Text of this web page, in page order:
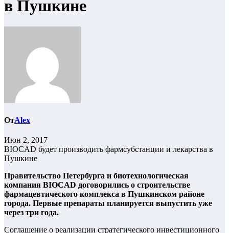
в Пушкине
ОтAlex
Июн 2, 2017
BIOCAD будет производить фармсубстанции и лекарства в
Пушкине
Правительство Петербурга и биотехнологическая
компания BIOCAD договорились о строительстве
фармацевтического комплекса в Пушкинском районе
города. Первые препараты планируется выпустить уже
через три года.
Соглашение о реализации стратегического инвестиционного